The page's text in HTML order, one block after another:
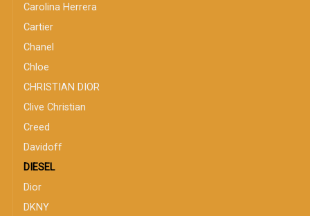
Carolina Herrera
Cartier
Chanel
Chloe
CHRISTIAN DIOR
Clive Christian
Creed
Davidoff
DIESEL
Dior
DKNY